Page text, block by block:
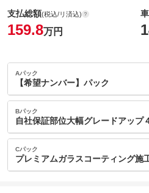
支払総額(税込/リ済込)
159.8万円
Aパック
【希望ナンバー】パック
内：オプシ
ョン価格
(税込)
車両本体価
145.9万円
Bパック
自社保証部位大幅グレードアップ
内：オプシ
ョン価格
(税込)
車両本体価
Cパック
プレミアムガラスコーティング施